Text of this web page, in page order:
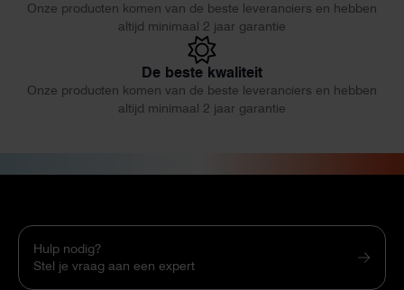
Onze producten komen van de beste leveranciers en hebben
altijd minimaal 2 jaar garantie
De beste kwaliteit
Onze producten komen van de beste leveranciers en hebben
altijd minimaal 2 jaar garantie
Hulp nodig?
Stel je vraag aan een expert